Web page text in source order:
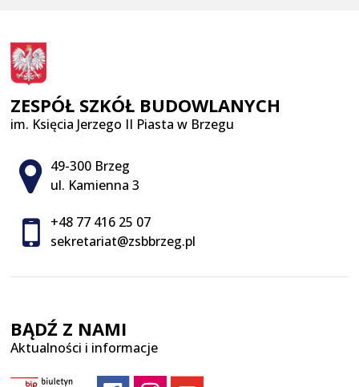
ZESPÓŁ SZKÓŁ BUDOWLANYCH
im. Księcia Jerzego II Piasta w Brzegu
Adres pocztowy:
49-300 Brzeg
ul. Kamienna 3
+48 77 416 25 07
sekretariat@zsbbrzeg.pl
BĄDŹ Z NAMI
Aktualności i informacje